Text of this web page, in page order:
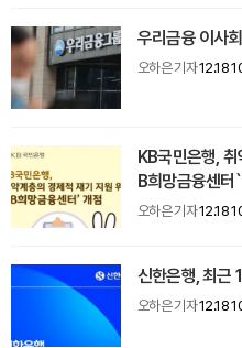
우리금융 이사
오하은 기자12.18
KB국민은행,
B희망금융센터
오하은 기자12.18
신한은행, 최근
오하은 기자12.18